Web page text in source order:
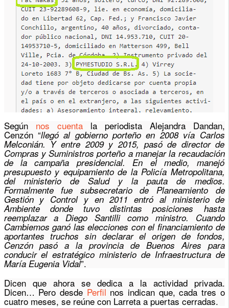
Según nos cuentala periodista Alejandra Dandan,
Cenzón “llegó al gobierno porteño en 2008 vía Carlos
Melconián. Y entre 2009 y 2015, pasó de director de
Compras y Suministros porteño a manejar la recaudación
de la campaña presidencial. En el medio, manejó
presupuesto y equipamiento de la Policía Metropolitana,
del ministerio de Salud y la pauta de medios.
Formalmente fue subsecretario de Planeamiento de
Gestión y Control y en 2011 entró al ministerio de
Ambiente donde tuvo distintas posiciones hasta
reemplazar a Diego Santilli como ministro. Cuando
Cambiemos ganó las elecciones con el financiamiento de
aportantes truchos sin declarar el origen de fondos,
Cenzón pasó a la provincia de Buenos Aires para
conducir el estratégico ministerio de Infraestructura de
María Eugenia Vidal”.
Dicen que ahora se dedica a la actividad privada.
Dicen… Pero desde Perfil nos indican que, cada tres o
cuatro meses, se reúne con Larreta a puertas cerradas.